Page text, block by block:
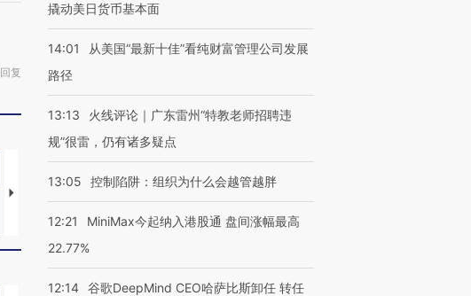
回复
马航飞行员跨国走私7万
心“花钱找虐”？
要防空导弹“救急”
撬动美日货币基本面
14:01
从美国“最新十佳”看纯财富管理公司发展
路径
13:13
火线评论｜广东雷州“特教老师招聘违
规”很雷，仍有诸多疑点
13:05 控制陷阱：组织为什么会越管越胖
12:21
MiniMax今起纳入港股通 盘间涨幅最高
22.77%
12:14 谷歌DeepMind CEO哈萨比斯卸任 转任